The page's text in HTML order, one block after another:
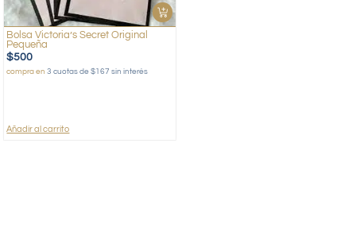
Bolsa Victoria’s Secret Original
Pequeña
$500
compra en3 cuotas de $167 sin interés
Añadir al carrito